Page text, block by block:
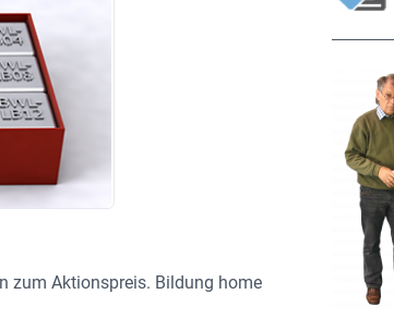
zum Aktionspreis. Bildung home